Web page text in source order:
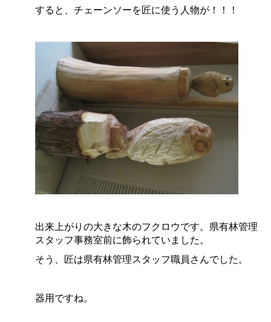
すると、チェーンソーを匠に使う人物が！！！
出来上がりの大きな木のフクロウです。県有林管理
スタッフ事務室前に飾られていました。
そう、匠は県有林管理スタッフ職員さんでした。
器用ですね。